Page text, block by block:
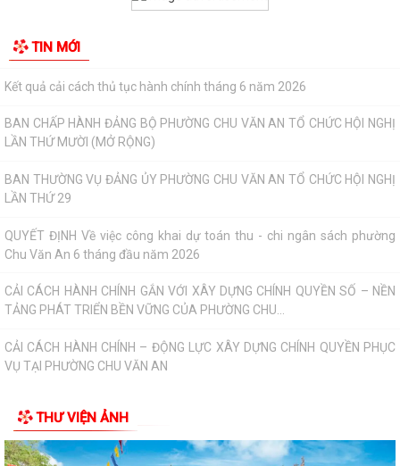
TIN MỚI
thuộc phạm vi chức năng quản lý...
Mã QR thủ tục hành chính cấp xã
Kết quả cải cách thủ tục hành chính tháng 6 năm 2026
BAN CHẤP HÀNH ĐẢNG BỘ PHƯỜNG CHU VĂN AN TỔ CHỨC HỘI NGHỊ
LẦN THỨ MƯỜI (MỞ RỘNG)
BAN THƯỜNG VỤ ĐẢNG ỦY PHƯỜNG CHU VĂN AN TỔ CHỨC HỘI NGHỊ
LẦN THỨ 29
QUYẾT ĐỊNH Về việc công khai dự toán thu - chi ngân sách phường
Chu Văn An 6 tháng đầu năm 2026
CẢI CÁCH HÀNH CHÍNH GẮN VỚI XÂY DỰNG CHÍNH QUYỀN SỐ – NỀN
TẢNG PHÁT TRIỂN BỀN VỮNG CỦA PHƯỜNG CHU...
CẢI CÁCH HÀNH CHÍNH – ĐỘNG LỰC XÂY DỰNG CHÍNH QUYỀN PHỤC
VỤ TẠI PHƯỜNG CHU VĂN AN
PHƯỜNG CHU VĂN AN
PHƯỜNG CHU VĂN AN CÔNG BỐ CÁC QUYẾT ĐỊNH SẮP XẾP, KIỆN
THƯ VIỆN ẢNH